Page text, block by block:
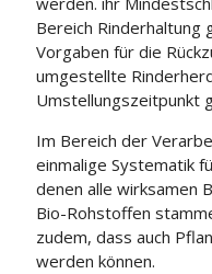
Bereich
Vorgaben für die
umgestellte
Umstellungszeitpunkt
Im Bereich der
einmalige Systematik
denen alle wirksamen
Bio-Rohstoffen
zudem, dass auch
werden können.